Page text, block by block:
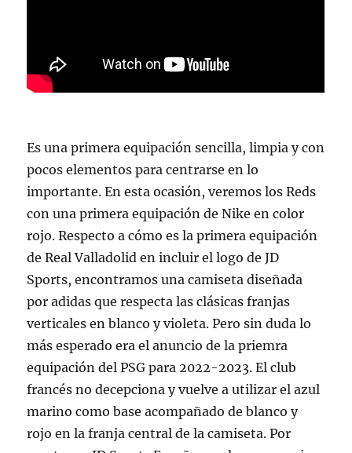
Es una primera equipación sencilla, limpia y con
pocos elementos para centrarse en lo
importante. En esta ocasión, veremos los Reds
con una primera equipación de Nike en color
rojo. Respecto a cómo es la primera equipación
de Real Valladolid en incluir el logo de JD
Sports, encontramos una camiseta diseñada
por adidas que respecta las clásicas franjas
verticales en blanco y violeta. Pero sin duda lo
más esperado era el anuncio de la priemra
equipación del PSG para 2022-2023. El club
francés no decepciona y vuelve a utilizar el azul
marino como base acompañado de blanco y
rojo en la franja central de la camiseta. Por